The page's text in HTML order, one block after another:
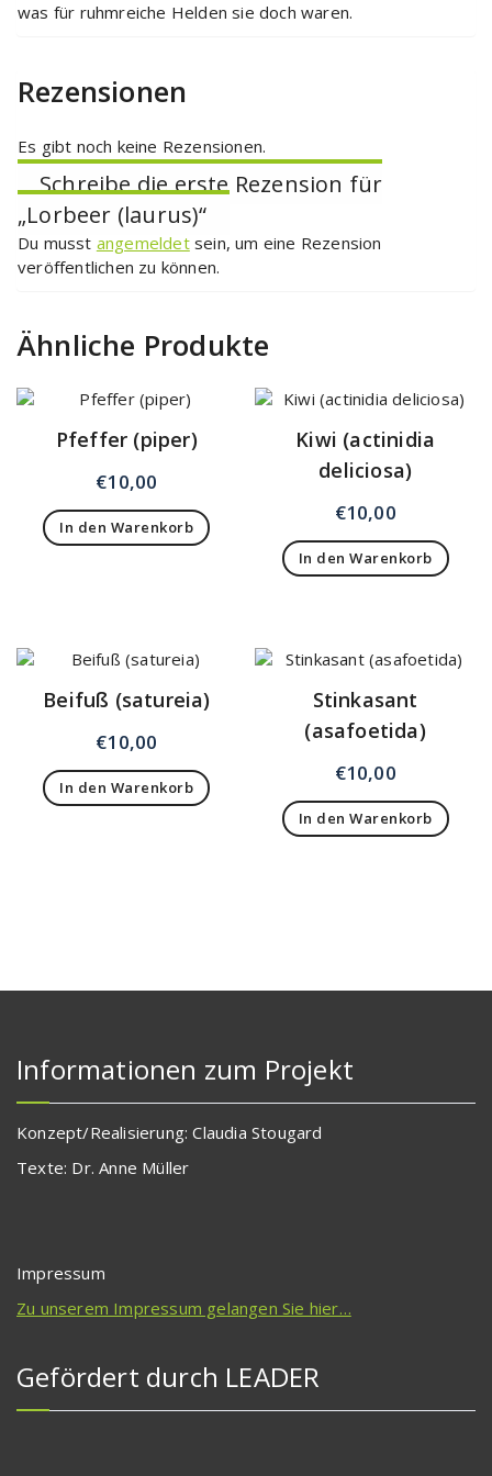
was für ruhmreiche Helden sie doch waren.
Rezensionen
Es gibt noch keine Rezensionen.
Schreibe die erste Rezension für
„Lorbeer (laurus)“
Du musst angemeldetsein, um eine Rezension
veröffentlichen zu können.
Ähnliche Produkte
Pfeffer (piper)
€10,00
In den Warenkorb
Kiwi (actinidia
deliciosa)
€10,00
In den Warenkorb
Beifuß (satureia)
€10,00
In den Warenkorb
Stinkasant
(asafoetida)
€10,00
In den Warenkorb
Informationen zum Projekt
Konzept/Realisierung: Claudia Stougard
Texte: Dr. Anne Müller
Impressum
Zu unserem Impressum gelangen Sie hier…
Gefördert durch LEADER